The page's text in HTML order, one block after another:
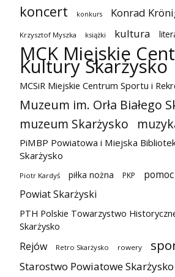
koncert konkurs Konrad
Krzysztof Myszka książki kultura
MCK Miejskie
Kultury Skarżysko
MCSiR Miejskie Centrum Sportu i
Muzeum im. Orła Białego
muzeum Skarżysko
PiMBP Powiatowa i Miejska
Skarżysko
Piotr Kardyś piłka nożna PKP
Powiat Skarżyski
PTH Polskie Towarzystwo
Skarżysko
Rejów Retro Skarżysko rowery
Starostwo Powiatowe Skarżysko